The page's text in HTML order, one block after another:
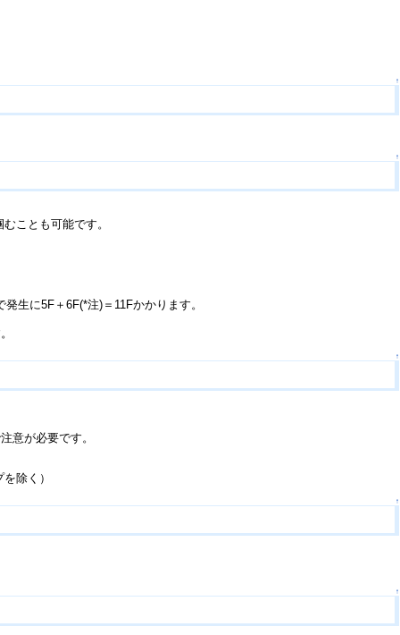
↑
↑
ことも可能です。
生に5F＋6F(*注)＝11Fかかります。
↑
意が必要です。
除く）
↑
↑